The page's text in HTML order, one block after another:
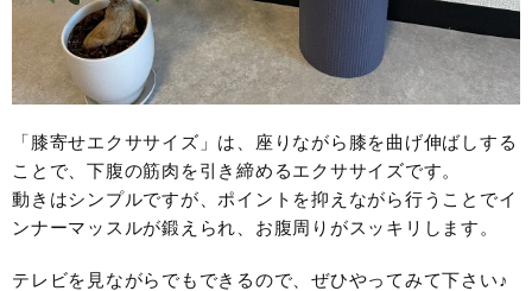
「膝寄せエクササイズ」は、座りながら膝を曲げ伸ばしする
ことで、下腹の筋肉を引き締めるエクササイズです。
動きはシンプルですが、ポイントを抑えながら行うことでイ
ンナーマッスルが鍛えられ、お腹周りがスッキリします。
テレビを見ながらでもできるので、ぜひやってみて下さい♪